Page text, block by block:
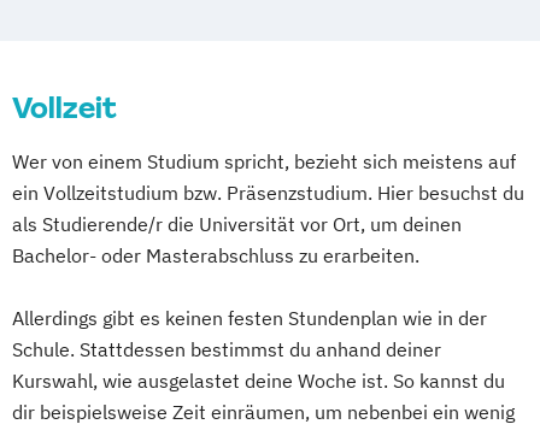
Vollzeit
Wer von einem Studium spricht, bezieht sich meistens auf
ein Vollzeitstudium bzw. Präsenzstudium. Hier besuchst du
als Studierende/r die Universität vor Ort, um deinen
Bachelor- oder Masterabschluss zu erarbeiten.
Allerdings gibt es keinen festen Stundenplan wie in der
Schule. Stattdessen bestimmst du anhand deiner
Kurswahl, wie ausgelastet deine Woche ist. So kannst du
dir beispielsweise Zeit einräumen, um nebenbei ein wenig